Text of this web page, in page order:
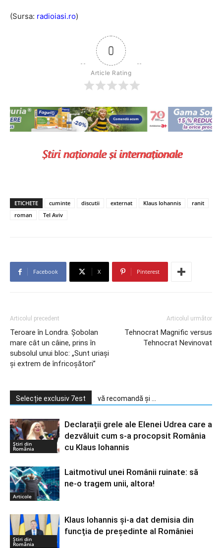
(Sursa: radioiasi.ro)
0
Article Rating
ETICHETE cuminte discutii externat Klaus Iohannis
ranit
roman
Tel Aviv
Facebook X Pinterest
Articolul precedent
Teroare în Londra. Şobolan
mare cât un câine, prins în
subsolul unui bloc: „Sunt uriaşi
şi extrem de înfricoşători”
Articolul următor
Tehnocrat Magnific versus
Tehnocrat Nevinovat
Selecție exclusiv 7est vă recomandă și ...
Știri din
România
Declarații grele ale Elenei Udrea care a
dezvăluit cum s-a procopsit România
cu Klaus Iohannis
Articole
Laitmotivul unei Românii ruinate: să
ne-o tragem unii, altora!
Știri din
România
Klaus Iohannis și-a dat demisia din
funcția de președinte al României